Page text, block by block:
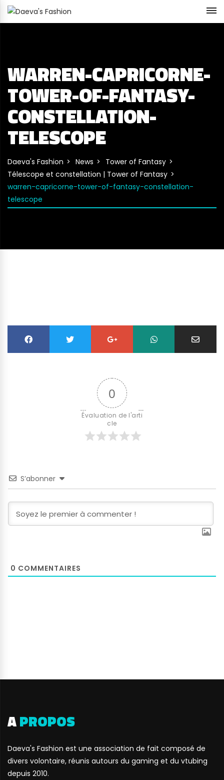
WARREN-CAPRICORNE-
TOWER-OF-FANTASY-
CONSTELLATION-
TELESCOPE
Daeva's Fashion News
Tower of Fantasy
Télescope et constellation | Tower of Fantasy
warren-capricorne-tower-of-fantasy-constellation-
telescope
0
Évaluation de l'arti
cle
S’abonner
0 COMMENTAIRES
APROPOS
Daeva's Fashion est une association de fait composé de
divers volontaire, réunis autours du gaming et du vtubing
depuis 2010.